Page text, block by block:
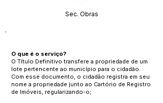
Sec. Obras
O que é o serviço?
O Título Definitivo transfere a propriedade de um
lote pertencente ao município para o cidadão.
Com esse documento, o cidadão registra em seu
nome a propriedade junto ao Cartório de Registro
de Imóveis, regularizando-o;